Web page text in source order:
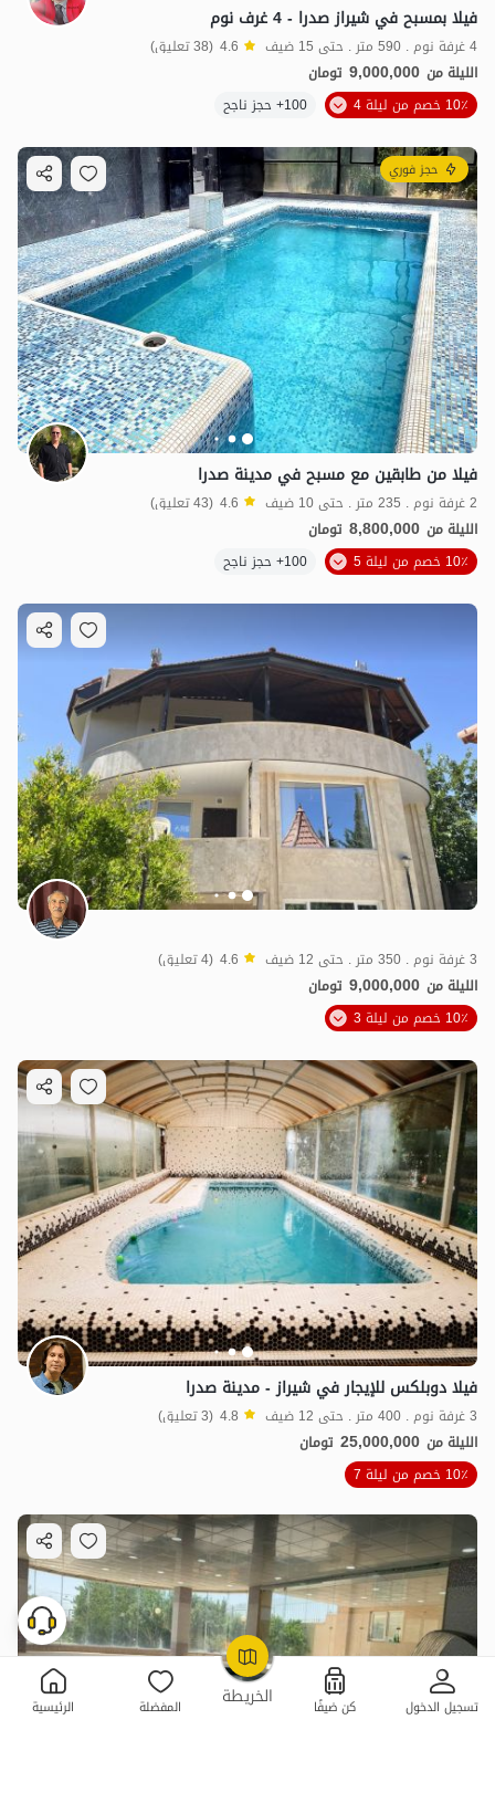
الخريطة تسجيل الدخول كن ضيفًا المفضلة الرئيسية
9مليون ت 4.6
OpenStreetMap
فيلا بمسبح في شيراز صدرا - 4 غرف نوم
4 غرفة نوم . 590 متر . حتى 15 ضيف 4.6 (38 تعليق)
الليلة من 9,000,000 تومان
10٪ خصم من ليلة 4
100+ حجز ناجح
حجز فوري
فيلا من طابقين مع مسبح في مدينة صدرا
2 غرفة نوم . 235 متر . حتى 10 ضيف 4.6 (43 تعليق)
الليلة من 8,800,000 تومان
10٪ خصم من ليلة 5
100+ حجز ناجح
3 غرفة نوم . 350 متر . حتى 12 ضيف 4.6 (4 تعليق)
الليلة من 9,000,000 تومان
10٪ خصم من ليلة 3
فيلا دوبلكس للإيجار في شيراز - مدينة صدرا
3 غرفة نوم . 400 متر . حتى 12 ضيف 4.8 (3 تعليق)
الليلة من 25,000,000 تومان
10٪ خصم من ليلة 7